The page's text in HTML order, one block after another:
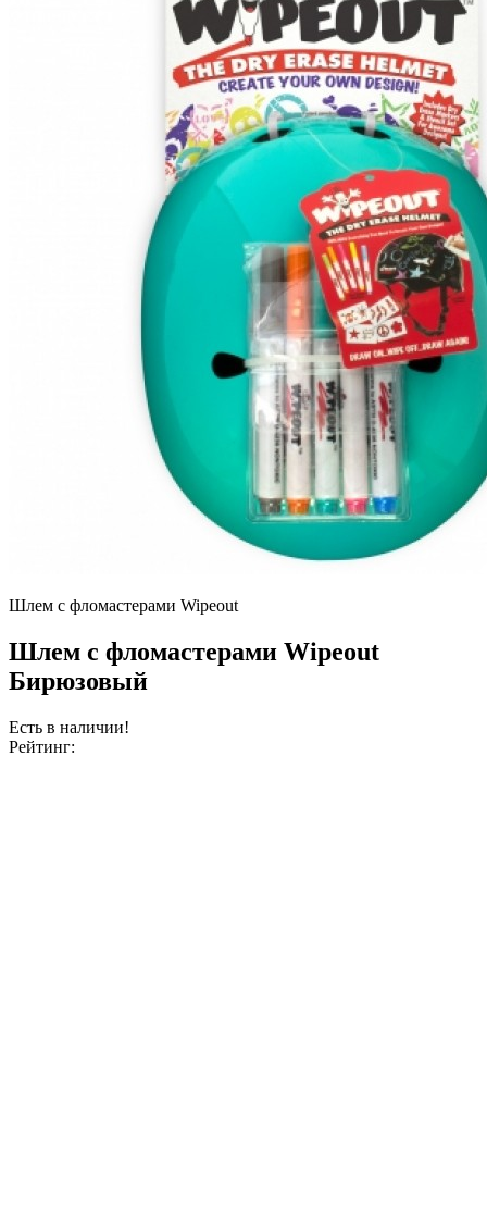
Шлем с фломастерами Wipeout
Шлем с фломастерами Wipeout
Бирюзовый
Есть в наличии!
Рейтинг: